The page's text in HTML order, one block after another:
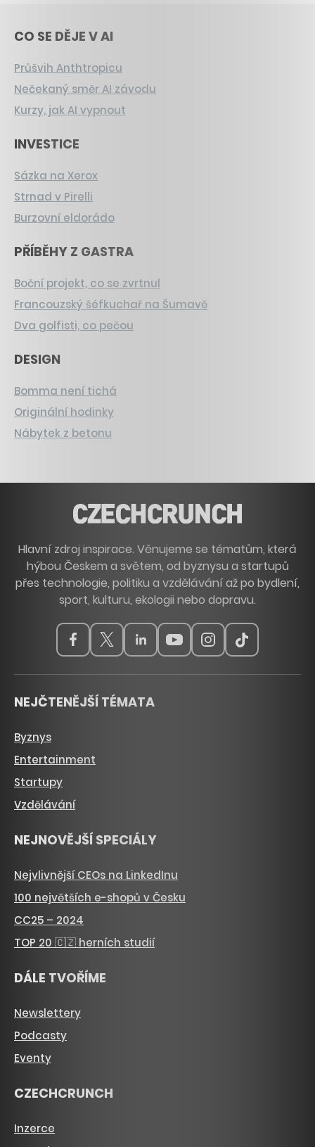
CO SE DĚJE V AI
Průšvih Anthtropicu
Nečekaný směr AI závodu
Kurzy, jak AI vypnout
INVESTICE
Sázka na Xerox
Strnad v Pirelli
Burzovní eldorádo
PŘÍBĚHY Z GASTRA
Boční projekt, co se zvrtnul
Francouzský šéfkuchař na Šumavě
Dva golfisti, co pečou
DESIGN
Bomma není tichá
Originální hodinky
Nábytek z betonu
Hlavní zdroj inspirace. Věnujeme se tématům, která
hýbou Českem a světem, od byznysu a startupů
přes technologie, politiku a vzdělávání až po bydlení,
sport, kulturu, ekologii nebo dopravu.
NEJČTENĚJŠÍ TÉMATA
Byznys
Entertainment
Startupy
Vzdělávání
NEJNOVĚJŠÍ SPECIÁLY
Nejvlivnější CEOs na LinkedInu
100 největších e-shopů v Česku
CC25 – 2024
TOP 20 🇨🇿 herních studií
DÁLE TVOŘÍME
Newslettery
Podcasty
Eventy
CZECHCRUNCH
Inzerce